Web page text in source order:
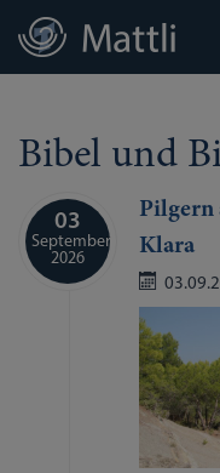
Bibel und
03
September
2026
Pilgern
Klara